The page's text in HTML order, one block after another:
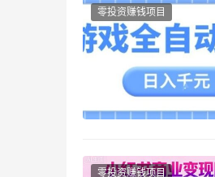
零投资赚钱项目
零投资赚钱项目